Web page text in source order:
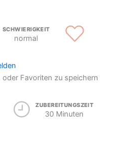
SCHWIERIGKEIT
normal
Favoriten zu speichern
Servings ZUBEREITUNGSZEIT
30 Minuten